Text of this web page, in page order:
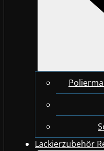
Lackierzubehör